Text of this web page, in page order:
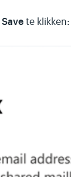
Save te klikken: